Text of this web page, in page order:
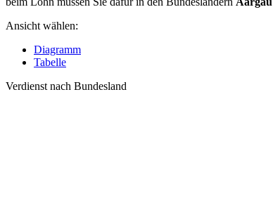
Ansicht wählen:
Diagramm
Tabelle
Verdienst nach Bundesland